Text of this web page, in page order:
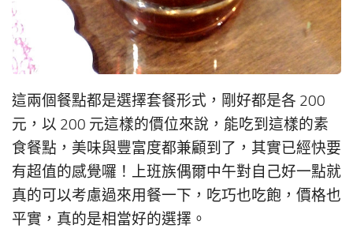
這兩個餐點都是選擇套餐形式，剛好都是各 200
元，以 200 元這樣的價位來說，能吃到這樣的素
食餐點，美味與豐富度都兼顧到了，其實已經快要
有超值的感覺囉！上班族偶爾中午對自己好一點就
真的可以考慮過來用餐一下，吃巧也吃飽，價格也
平實，真的是相當好的選擇。